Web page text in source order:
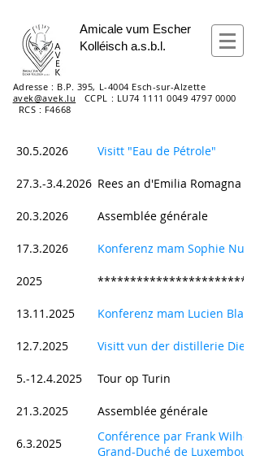
Amicale vum Escher
Kolléisch a.s.b.l.
Adresse : B.P. 395, L-4004 Esch-sur-Alzette
avek@avek.lu CCPL : LU74 1111 0049 4797 0000
RCS : F4668
30.5.2026 Visitt "Eau de Pétrole"
27.3.-3.4.2026 Rees an d'Emilia Romagna -
20.3.2026 Assemblée générale
17.3.2026 Konferenz mam Sophie
2025
13.11.2025 Konferenz mam Lucien Blau
12.7.2025 Visitt vun der distillerie
5.-12.4.2025 Tour op Turin
21.3.2025 Assemblée générale
6.3.2025
Conférence par Frank
Grand-Duché de Luxembourg